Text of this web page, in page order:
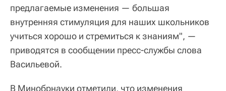
предлагаемые изменения — большая
внутренняя стимуляция для наших школьников
учиться хорошо и стремиться к знаниям", —
приводятся в сообщении пресс-службы слова
Васильевой.
В Минобрнауки отметили, что изменения